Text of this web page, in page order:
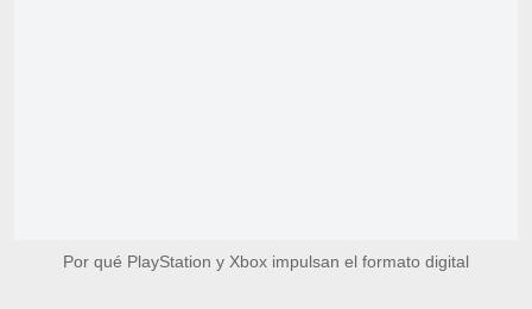
Por qué PlayStation y Xbox impulsan el formato digital